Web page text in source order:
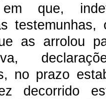
que,
as arrolou
no prazo
decorrido